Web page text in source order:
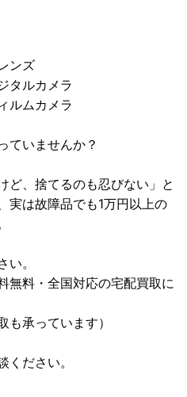
ンズ
タルカメラ
ルムカメラ
ていませんか？
ど、捨てるのも忍びない」と
実は故障品でも1万円以上の
。
無料・全国対応の宅配買取に
も承っています）
ください。